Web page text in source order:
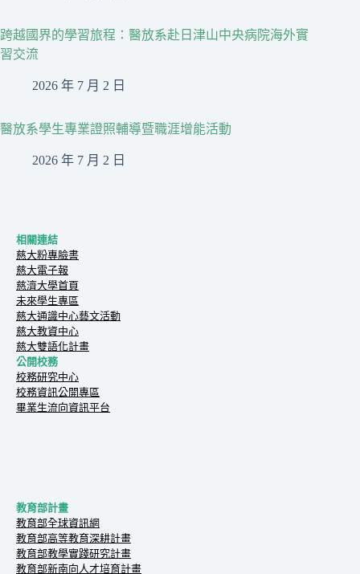
跨越國界的學習旅程：醫放系赴日津山中央病院海外實
習交流
2026 年 7 月 2 日
醫放系學生專業證照輔導暨職涯增能活動
2026 年 7 月 2 日
相關連結
慈大粉專臉書
慈大電子報
慈濟大學首頁
未來學生專區
慈大通識中心藝文活動
慈大教資中心
慈大雙語化計畫
公開校務
校務研究中心
校務資訊公開專區
畢業生流向資訊平台
教育部計畫
教育部全球資訊網
教育部高等教育深耕計畫
教育部教學實踐研究計畫
教育部新南向人才培育計畫